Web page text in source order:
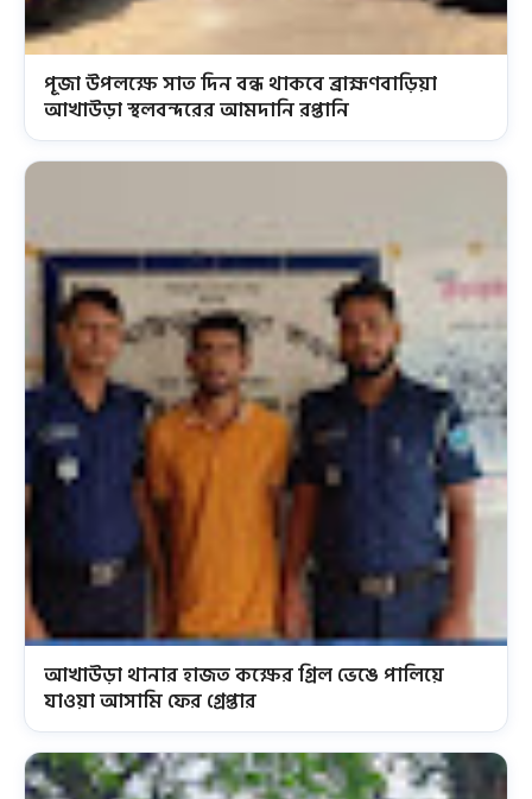
পূজা উপলক্ষে সাত দিন বন্ধ থাকবে ব্রাহ্মণবাড়িয়া
আখাউড়া স্থলবন্দরের আমদানি রপ্তানি
আখাউড়া থানার হাজত কক্ষের গ্রিল ভেঙে পালিয়ে
যাওয়া আসামি ফের গ্রেপ্তার